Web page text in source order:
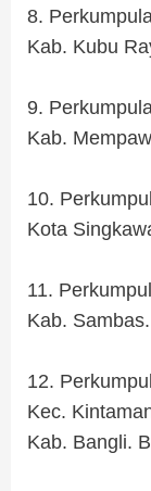
8.
Kab. Kubu
9.
Kab.
10.
Kota
11.
Kab.
12.
Kec.
Kab. Bangli.